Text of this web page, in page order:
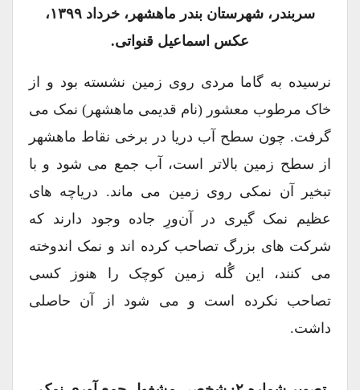
سربندر، شهرستان بندر ماهشهر، خرداد ۱۳۹۹،
عکس اسماعیل قنواتی.
نرسیده به گاما مردی روی زمین نشسته بود و از
خاک مرطوب معشور (نام قدیمی ماهشهر) نمک می
گرفت. چون سطح آب دریا در برخی نقاط ماهشهر
از سطح زمین بالاتر است، آب جمع می شود و با
تبخیر آن نمکی روی زمین می ماند. دریاچه های
عظیم نمک گیری در آن‌ورِ جاده وجود دارند که
شرکت های بزرگ تصاحب کرده اند و نمک اندوخته
می کنند، این گُله زمین کوچک را هنوز کسی
تصاحب نکرده است و می شود از آن حاصلی
داشت.